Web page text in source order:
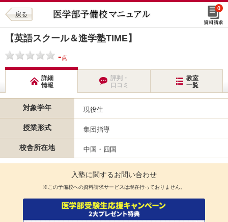
戻る
0
【英語スクール＆進学塾TIME】
-点
詳細
情報
評判・
口コミ
教室
一覧
対象学年 現役生
授業形式 集団指導
校舎所在地 中国・四国
入塾に関するお問い合わせ
※この予備校への資料請求サービスは現在行っておりません。